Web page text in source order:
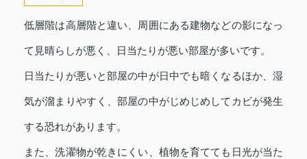
低層階は高層階と違い、周囲にある建物などの影になっ
て見晴らしが悪く、日当たりが悪い部屋が多いです。
日当たりが悪いと部屋の中が日中でも暗くなるほか、湿
気が溜まりやすく、部屋の中がじめじめしてカビが発生
する恐れがあります。
また、洗濯物が乾きにくい、植物を育てても日光が当た